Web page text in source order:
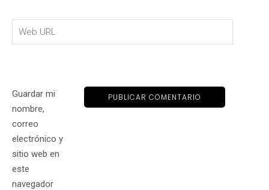
Guardar mi
nombre,
correo
electrónico y
sitio web en
este
navegador